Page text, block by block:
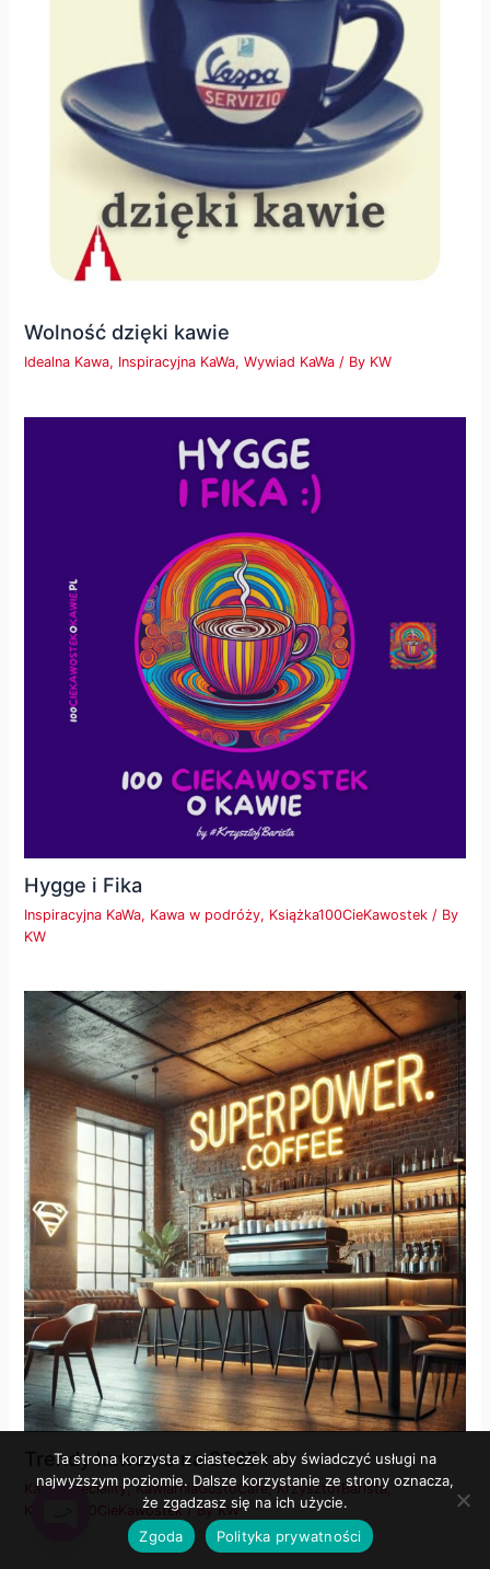
Wolność dzięki kawie
Idealna Kawa, Inspiracyjna KaWa,Wywiad KaWa / By KW
Hygge i Fika
Inspiracyjna KaWa, Kawa w podróży, Książka100CieKawostek / By
KW
Trendy kawowe na 2025 rok
Kawa Speciality,KawiarniaGustoCafe,KrzysztofBarista,
Książka100CieKawostek/ ByKW
Ta strona korzysta z ciasteczek aby świadczyć usługi na
najwyższym poziomie. Dalsze korzystanie ze strony oznacza,
że zgadzasz się na ich użycie.
Zgoda
Polityka prywatności